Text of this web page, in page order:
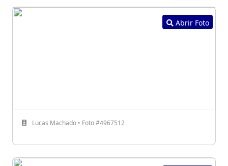
Abrir Foto
Lucas Machado • Foto #4967512